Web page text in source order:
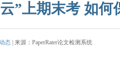
”上期末考 如何
态 | 来源：PaperRater论文检测系统